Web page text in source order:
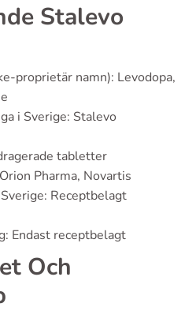
Stalevo
proprietär namn): Levodopa,
i Sverige: Stalevo
tabletter
Pharma, Novartis
Receptbelagt
Endast receptbelagt
Och